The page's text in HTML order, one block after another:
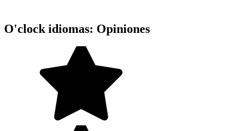
O'clock idiomas: Opiniones